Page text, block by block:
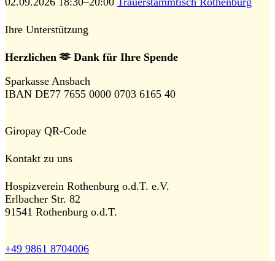
Ihre Unterstützung
Herzlichen 🫶 Dank für Ihre Spende
Sparkasse Ansbach
IBAN DE77 7655 0000 0703 6165 40
Giropay QR-Code
Kontakt zu uns
Hospizverein Rothenburg o.d.T. e.V.
Erlbacher Str. 82
91541 Rothenburg o.d.T.
+49 9861 8704006